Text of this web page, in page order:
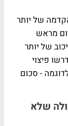
של יותר
שעות עם הודעה של פחות מ-14 יום מראש
של יותר
פיצוי
- סכום
שלא